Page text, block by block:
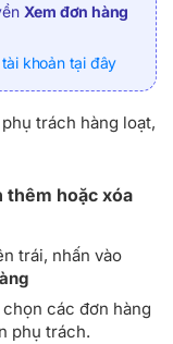
Xem đơn hàng
khoản tại đây
trách hàng loạt,
thêm hoặc xóa
trái, nhấn vào
các đơn hàng
phụ trách.